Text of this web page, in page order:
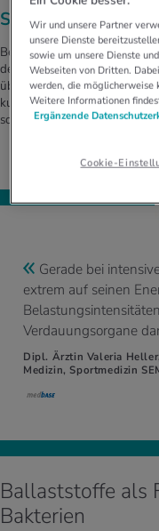
So reagiert der
Bei sportlichen Aktivitäten
der Körper die Muskeln und
überhaupt möglich ist, fährt
kurzzeitig herunter. Geht es
schneller bzw. länger nicht
Gerade bei
extrem auf seinen
Verdauungsorgane
Dipl. Ärztin Valeria
Medizin, Sportmedizin
Ballaststoffe als
Bakterien
Wir und unsere Partner
unsere Dienste
sowie um unsere Dienste
Webseiten von Dritten.
werden, die möglicherweise
Weitere Informationen
Ergänzende
Cookie-